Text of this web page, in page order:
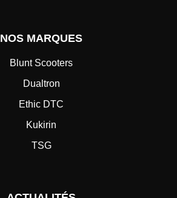
NOS MARQUES
Blunt Scooters
Dualtron
Ethic DTC
Kukirin
TSG